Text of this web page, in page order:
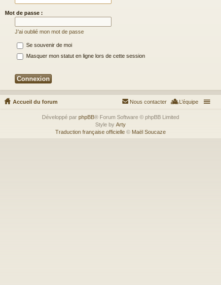
Mot de passe :
J’ai oublié mon mot de passe
Se souvenir de moi
Masquer mon statut en ligne lors de cette session
Accueil du forum L’équipe
Nous contacter
Développé par phpBB® Forum Software © phpBB Limited
Style by Arty
Traduction française officielle © Maël Soucaze